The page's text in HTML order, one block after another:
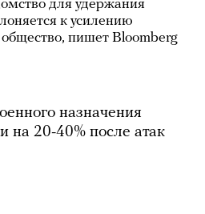
для удержания
к усилению
пишет Bloomberg
назначения
на 20-40% после атак